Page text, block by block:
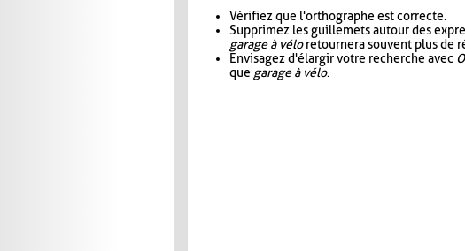
Vérifiez que l'orthographe est correcte.
Supprimez les guillemets autour des
garage à véloretournera souvent plus de
Envisagez d'élargir votre recherche avec
que garage à vélo.